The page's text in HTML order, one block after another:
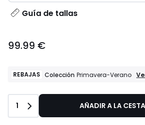
Guía de tallas
€.
99.99 €
REBAJAS Colección Primavera-Verano
Cantidad
1 AÑADIR A LA CESTA